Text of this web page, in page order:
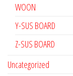
WOON
Y-SUS BOARD
Z-SUS BOARD
Uncategorized